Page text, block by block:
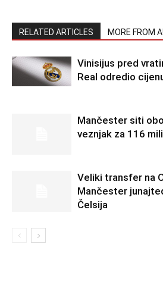
RELATED ARTICLES MORE FROM
Vinisijus pred
Real odredio
Mančester siti
veznjak za 116
Veliki transfer na
Mančester
Čelsija